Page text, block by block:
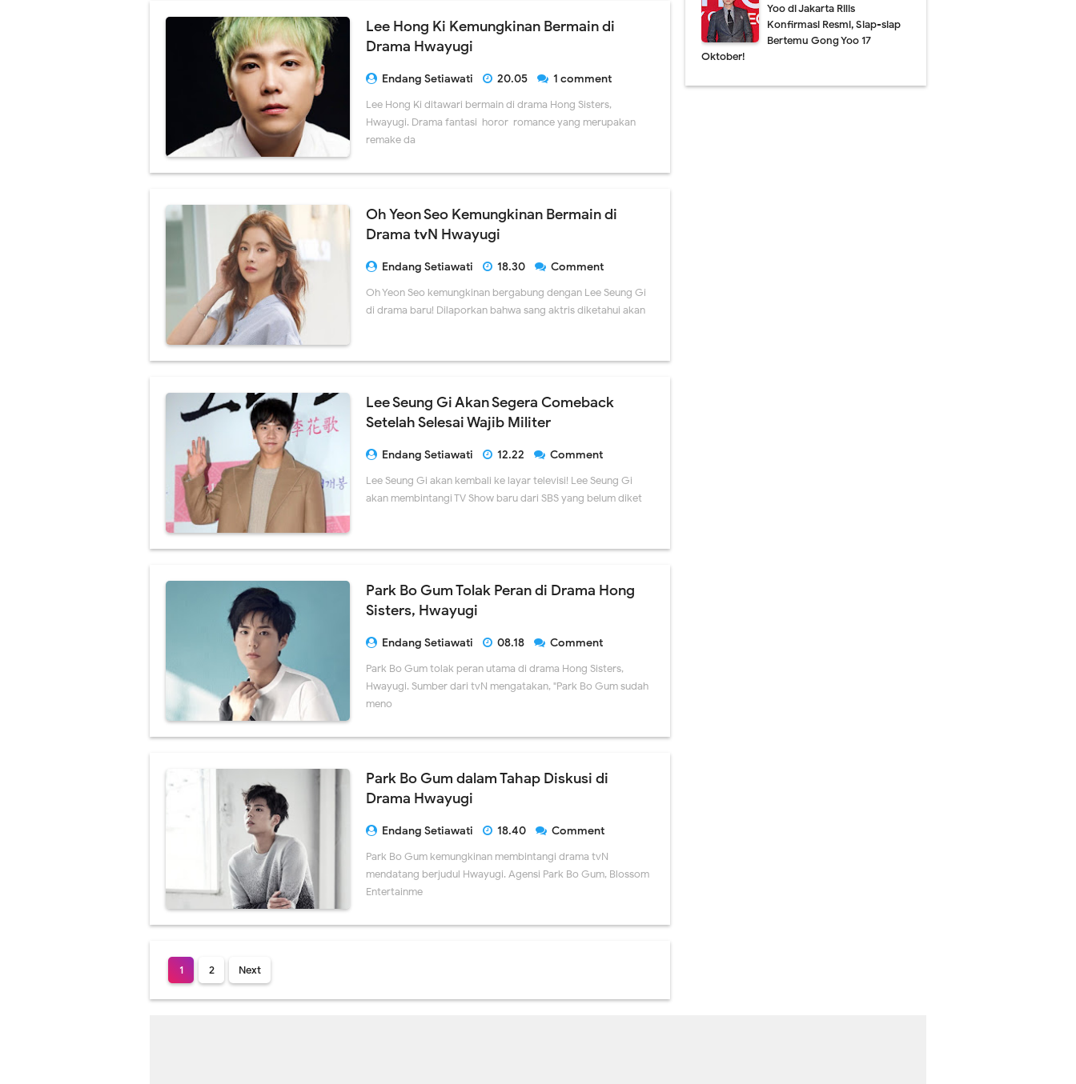
Lee Hong Ki Kemungkinan Bermain di
Drama Hwayugi
Endang Setiawati 20.05
1 comment
Lee Hong Ki ditawari bermain di drama Hong Sisters,
Hwayugi. Drama fantasi-horor-romance yang merupakan
remake da
Oh Yeon Seo Kemungkinan Bermain di
Drama tvN Hwayugi
Endang Setiawati 18.30
Comment
Oh Yeon Seo kemungkinan bergabung dengan Lee Seung Gi
di drama baru! Dilaporkan bahwa sang aktris diketahui akan
Lee Seung Gi Akan Segera Comeback
Setelah Selesai Wajib Militer
Endang Setiawati 12.22
Comment
Lee Seung Gi akan kembali ke layar televisi! Lee Seung Gi
akan membintangi TV Show baru dari SBS yang belum diket
Park Bo Gum Tolak Peran di Drama Hong
Sisters, Hwayugi
Endang Setiawati 08.18
Comment
Park Bo Gum tolak peran utama di drama Hong Sisters,
Hwayugi. Sumber dari tvN mengatakan, "Park Bo Gum sudah
meno
Park Bo Gum dalam Tahap Diskusi di
Drama Hwayugi
Endang Setiawati 18.40
Comment
Park Bo Gum kemungkinan membintangi drama tvN
mendatang berjudul Hwayugi. Agensi Park Bo Gum, Blossom
Entertainme
1 2 Next
Yoo di Jakarta Rilis
Konfirmasi Resmi, Siap-siap
Bertemu Gong Yoo 17
Oktober!